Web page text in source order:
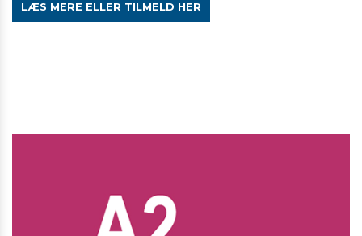
LÆS MERE ELLER TILMELD HER